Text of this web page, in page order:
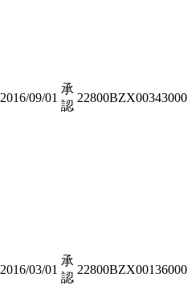
2016/09/01
承
認
22800BZX00343000
2016/03/01
承
認
22800BZX00136000